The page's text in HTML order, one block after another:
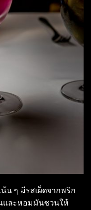
น ๆ มีรสเผ็ดจากพริก
และหอมมันชวนให้